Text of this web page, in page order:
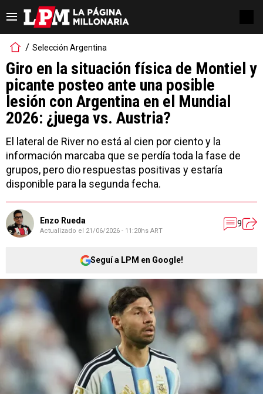
Selección Argentina
Giro en la situación física de Montiel y
picante posteo ante una posible
lesión con Argentina en el Mundial
2026: ¿juega vs. Austria?
El lateral de River no está al cien por ciento y la
información marcaba que se perdía toda la fase de
grupos, pero dio respuestas positivas y estaría
disponible para la segunda fecha.
Enzo Rueda
Actualizado el 21/06/2026 - 11:20hs ART
9
Seguí a LPM en Google!